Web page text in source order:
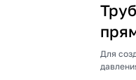
Для